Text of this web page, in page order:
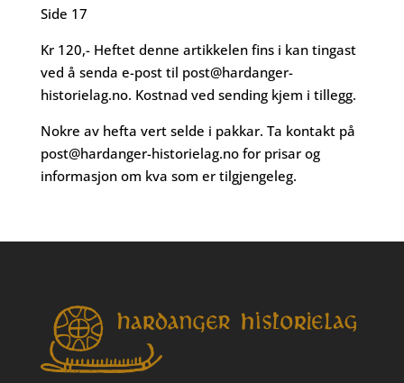
Side 17
Kr 120,- Heftet denne artikkelen fins i kan tingast
ved å senda e-post til post@hardanger-
historielag.no. Kostnad ved sending kjem i tillegg.
Nokre av hefta vert selde i pakkar. Ta kontakt på
post@hardanger-historielag.nofor prisar og
informasjon om kva som er tilgjengeleg.